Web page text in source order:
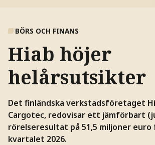
BÖRS OCH FINANS
Hiab höjer
helårsutsikter
Det finländska verkstadsföretaget
Cargotec, redovisar ett jämförbart
rörelseresultat på 51,5 miljoner
kvartalet 2026.